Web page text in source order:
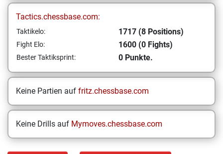
Tactics.chessbase.com:
Taktikelo: 1717 (8 Positions)
Fight Elo: 1600 (0 Fights)
Bester Taktiksprint: 0 Punkte.
Keine Partien auf fritz.chessbase.com
Keine Drills auf Mymoves.chessbase.com